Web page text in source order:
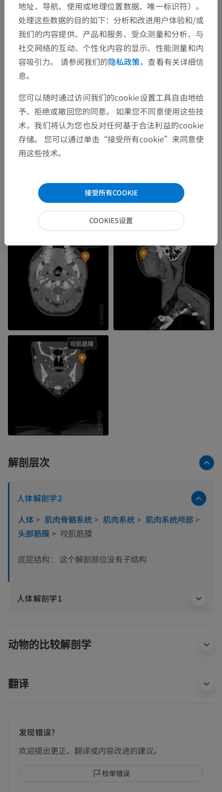
解剖层次
人体解剖学2
人体> 肌肉骨骼系统> 肌肉系统> 肌肉系统颅部 >
头部筋膜> 咬肌筋膜
底层结构： 这个解剖部位没有子结构
人体解剖学1
动物的比较解剖学
翻译
发现错误？
欢迎提出更正、翻译或内容改进的建议。
检举错误
地址、导航、使用或地理位置数据、唯一标识符）。
处理这些数据的目的如下：分析和改进用户体验和/或
我们的内容提供、产品和服务、受众测量和分析、与
社交网络的互动、个性化内容的显示、性能测量和内
容吸引力。 请参阅我们的隐私政策，查看有关详细信
息。
您可以随时通过访问我们的cookie设置工具自由地给
予、拒绝或撤回您的同意。 如果您不同意使用这些技
术，我们将认为您也反对任何基于合法利益的cookie
存储。 您可以通过单击“接受所有cookie”来同意使
用这些技术。
接受所有COOKIE
COOKIES设置